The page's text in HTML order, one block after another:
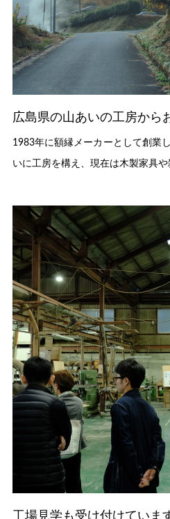
広島県の山あいの工房から
1983年に額縁メーカーとして創業
いに工房を構え、現在は木製家具や
工場見学も受け付けていま